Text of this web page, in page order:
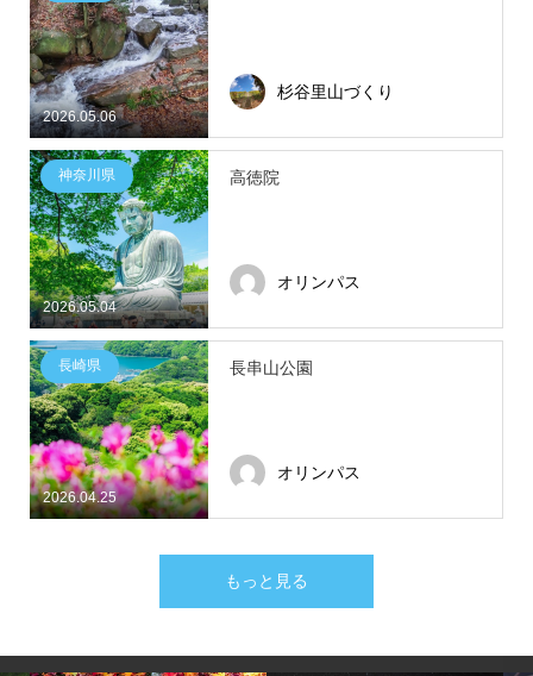
2026.05.06
杉谷里山づくり
2026.05.04
神奈川県 高徳院
オリンパス
2026.04.25
長崎県 長串山公園
オリンパス
もっと見る